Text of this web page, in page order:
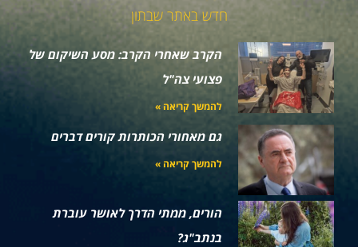
חדש באתר שבתון
הקרב שאחרי הקרב: מסע השיקום של
פצועי צה"ל
להמשך קריאה »
גם מאחורי הכותרות קורים דברים
להמשך קריאה »
הורים, ממתי הדרך לאושר עוברת
בנתב"ג?